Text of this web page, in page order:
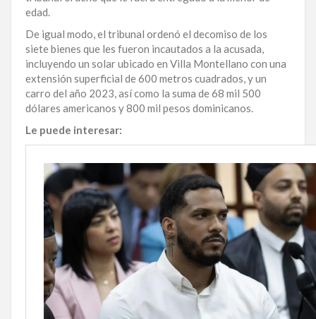
PLATA
CONTÁCTENOS
edad.
De igual modo, el tribunal ordenó el decomiso de los
siete bienes que les fueron incautados a la acusada,
incluyendo un solar ubicado en Villa Montellano con una
extensión superficial de 600 metros cuadrados, y un
carro del año 2023, así como la suma de 68 mil 500
dólares americanos y 800 mil pesos dominicanos.
Le puede interesar: